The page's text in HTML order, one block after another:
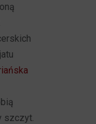
szczyt.